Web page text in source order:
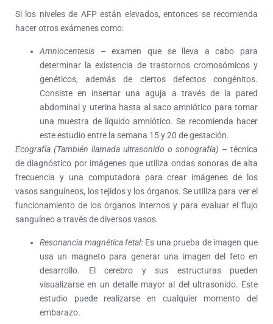
Si los niveles de AFP están elevados, entonces se recomienda
hacer otros exámenes como:
Amniocentesis – examen que se lleva a cabo para
determinar la existencia de trastornos cromosómicos y
genéticos, además de ciertos defectos congénitos.
Consiste en insertar una aguja a través de la pared
abdominal y uterina hasta al saco amniótico para tomar
una muestra de líquido amniótico. Se recomienda hacer
este estudio entre la semana 15 y 20 de gestación.
Ecografía (También llamada ultrasonido o sonografía) – técnica
de diagnóstico por imágenes que utiliza ondas sonoras de alta
frecuencia y una computadora para crear imágenes de los
vasos sanguíneos, los tejidos y los órganos. Se utiliza para ver el
funcionamiento de los órganos internos y para evaluar el flujo
sanguíneo a través de diversos vasos.
Resonancia magnética fetal: Es una prueba de imagen que
usa un magneto para generar una imagen del feto en
desarrollo. El cerebro y sus estructuras pueden
visualizarse en un detalle mayor al del ultrasonido. Este
estudio puede realizarse en cualquier momento del
embarazo.